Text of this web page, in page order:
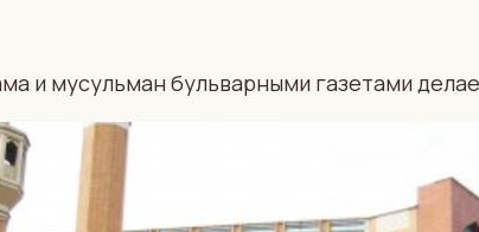
и мусульман бульварными газетами